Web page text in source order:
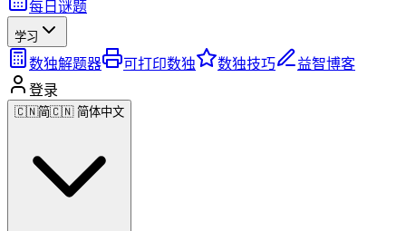
每日谜题
学习
数独解题器 可打印数独 数独技巧
益智博客
登录
🇨🇳简🇨🇳 简体中文